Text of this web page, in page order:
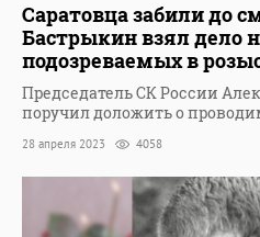
Саратовца забили до
Бастрыкин взял дело
подозреваемых в
Председатель СК России
поручил доложить о
28 апреля 2023 4058